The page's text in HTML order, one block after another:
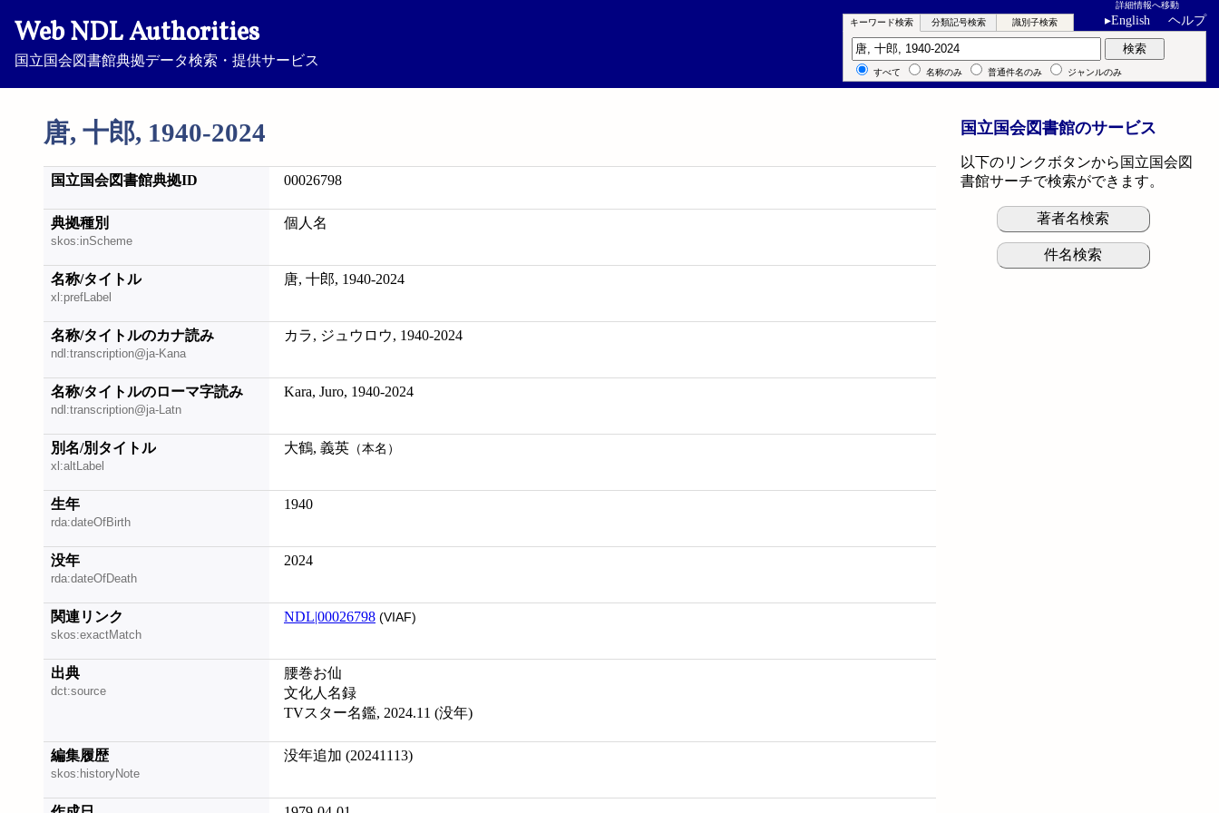
Web NDL Authorities
国立国会図書館典拠データ検索・提供サービス
詳細情報へ移動
▸English ヘルプ
唐, 十郎, 1940-2024
キーワード検索 分類記号検索 識別子検索
キーワード検索 検索
すべて 名称のみ 普通件名のみ ジャンルのみ
国立国会図書館典拠ID 00026798
典拠種別
skos:inScheme
個人名
名称/タイトル
xl:prefLabel
唐, 十郎, 1940-2024
名称/タイトルのカナ読み
ndl:transcription@ja-Kana
カラ, ジュウロウ, 1940-2024
名称/タイトルのローマ字読み
ndl:transcription@ja-Latn
Kara, Juro, 1940-2024
別名/別タイトル
xl:altLabel
大鶴, 義英 （本名）
生年
rda:dateOfBirth
1940
没年
rda:dateOfDeath
2024
関連リンク
skos:exactMatch
NDL|00026798 (VIAF)
出典
dct:source
腰巻お仙
文化人名録
TVスター名鑑, 2024.11 (没年)
編集履歴
skos:historyNote
没年追加 (20241113)
国立国会図書館のサービス
以下のリンクボタンから国立国会図
書館サーチで検索ができます。
著者名検索
件名検索